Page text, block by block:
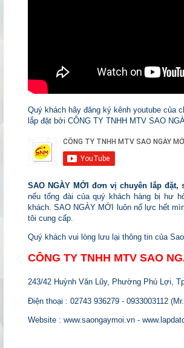
Quý khách hãy đăng ký kênh youtube của
lắp đặt bởi CÔNG TY TNHH MTV SAO
SAO NGÀY MỚI đơn vị chuyên lắp
nếu tổng đài của quý khách hàng bị hư
khách.SAO NGÀY MỚI luôn nổ lực hết
tôi cung cấp.
Quý khách vui lòng lưu lại thông tin của
CÔNG TY TNHH MTV SAO
243/42 Huỳnh Văn Lũy, Phường Phú Lợi,
Điện thoại : 02743 936279 - 0933003112
Website : www.saongaymoi.vn -